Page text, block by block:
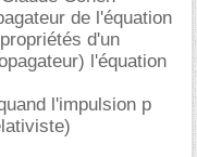
de l'équation
d'un
l'équation
l'impulsion p